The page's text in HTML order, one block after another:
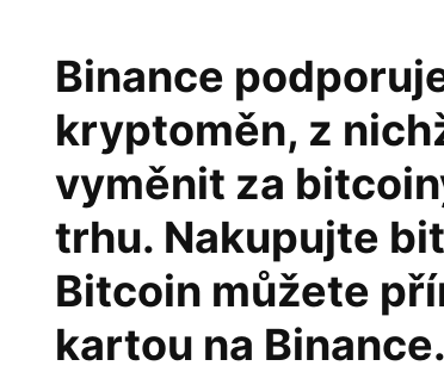
Binance
kryptoměn, z
vyměnit za
trhu. Nakupujte
Bitcoin můžete
kartou na Binance.